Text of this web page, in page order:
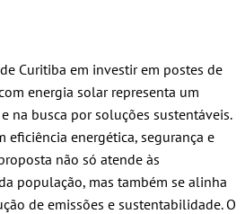
Curitiba em investir em postes de
energia solar representa um
na busca por soluções sustentáveis.
eficiência energética, segurança e
não só atende às
população, mas também se alinha
de emissões e sustentabilidade. O